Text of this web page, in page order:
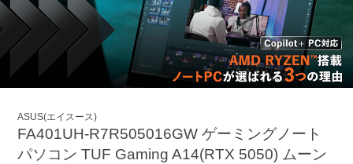
ASUS(エイスース)
FA401UH-R7R505016GW ゲーミングノート
パソコン TUF Gaming A14(RTX 5050) ムーン